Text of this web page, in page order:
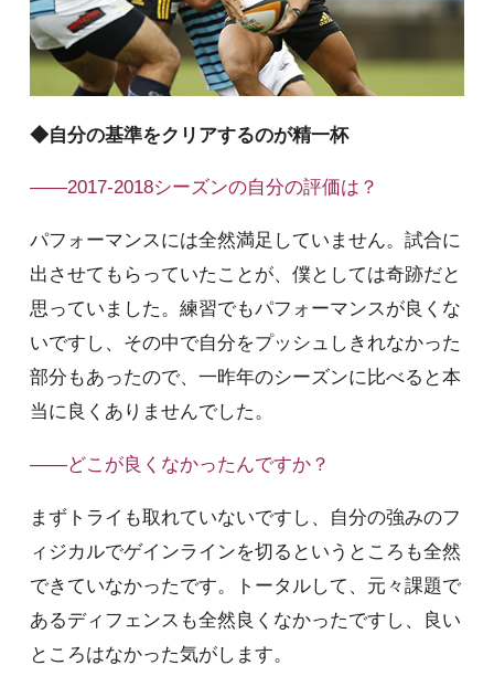
◆自分の基準をクリアするのが精一杯
――2017-2018シーズンの自分の評価は？
パフォーマンスには全然満足していません。試合に
出させてもらっていたことが、僕としては奇跡だと
思っていました。練習でもパフォーマンスが良くな
いですし、その中で自分をプッシュしきれなかった
部分もあったので、一昨年のシーズンに比べると本
当に良くありませんでした。
――どこが良くなかったんですか？
まずトライも取れていないですし、自分の強みのフ
ィジカルでゲインラインを切るというところも全然
できていなかったです。トータルして、元々課題で
あるディフェンスも全然良くなかったですし、良い
ところはなかった気がします。